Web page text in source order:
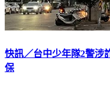
快訊／台中少年隊2警
保